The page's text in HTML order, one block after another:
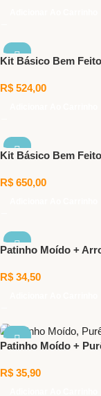
Kit Básico Bem
R$ 524,00
Kit Básico Bem
R$ 650,00
Patinho Moído +
R$ 34,50
Patinho Moído +
R$ 35,90